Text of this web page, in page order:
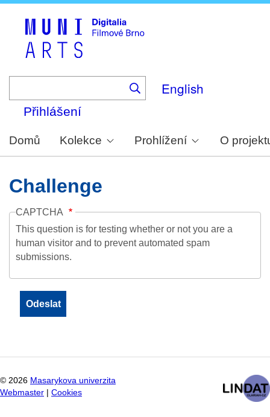
English
Přihlášení
Domů Kolekce Prohlížení O
Challenge
CAPTCHA
This question is for testing whether or not you are a
human visitor and to prevent automated spam
submissions.
© 2026 Masarykova univerzita
Webmaster
Cookies